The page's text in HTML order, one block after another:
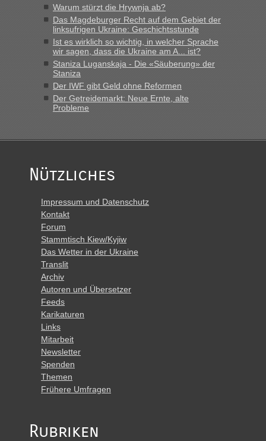
Warum stürzt die Hrywnja ab?
Das Magdeburger Recht auf dem Gebiet der
linksufrigen Ukraine: Geschichtsstunde
Ist es wirklich so wichtig, in welcher Sprache
wir sagen, dass die Ukraine am A... ist?
Staniza Luganskaja - Die «Säuberung» der
Staniza
Der IWF gibt Geld ohne Reformen
Der Getreidemarkt: Neue Ernte, alte
Probleme
Nützliches
Impressum und Datenschutz
Kontakt
Forum
Stammtisch Kiew/Kyjiw
Das Wetter in der Ukraine
Translit
Archiv
Autoren und Übersetzer
Feeds
Karikaturen
Links
Mitarbeit
Newsletter
Spenden
Themen
Frühere Umfragen
Rubriken